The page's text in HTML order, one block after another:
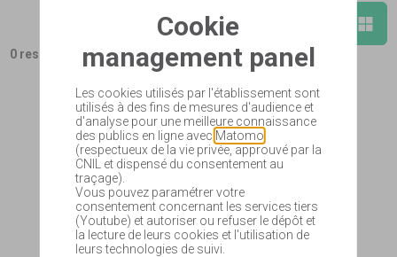
0 results
Add to basket Show in list
Cookie
management panel
Les cookies utilisés par l'établissement sont
utilisés à des fins de mesures d'audience et
d'analyse pour une meilleure connaissance
des publics en ligne avecMatomo
(respectueux de la vie privée, approuvé par la
CNIL et dispensé du consentement au
traçage).
Vous pouvez paramétrer votre
consentement concernant les services tiers
(Youtube) et autoriser ou refuser le dépôt et
la lecture de leurs cookies et l'utilisation de
leurs technologies de suivi.